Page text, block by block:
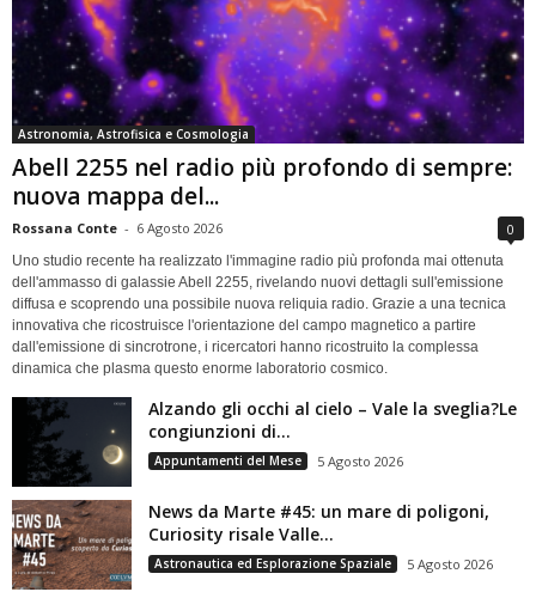
Astronomia, Astrofisica e Cosmologia
Abell 2255 nel radio più profondo di sempre:
nuova mappa del...
Rossana Conte - 6 Agosto 2026 0
Uno studio recente ha realizzato l'immagine radio più profonda mai ottenuta
dell'ammasso di galassie Abell 2255, rivelando nuovi dettagli sull'emissione
diffusa e scoprendo una possibile nuova reliquia radio. Grazie a una tecnica
innovativa che ricostruisce l'orientazione del campo magnetico a partire
dall'emissione di sincrotrone, i ricercatori hanno ricostruito la complessa
dinamica che plasma questo enorme laboratorio cosmico.
Alzando gli occhi al cielo – Vale la sveglia?Le
congiunzioni di...
Appuntamenti del Mese 5 Agosto 2026
News da Marte #45: un mare di poligoni,
Curiosity risale Valle...
Astronautica ed Esplorazione Spaziale 5 Agosto 2026